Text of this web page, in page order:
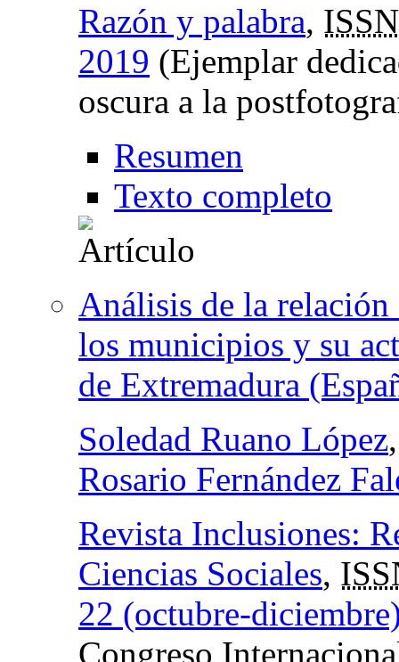
Razón y palabra,
2019 (Ejemplar
oscura a la
Resumen
Texto completo
Análisis de la relación
los municipios y su
de Extremadura
Soledad Ruano López
Rosario Fernández
Revista Inclusiones:
Ciencias Sociales,
22 (octubre-
Congreso